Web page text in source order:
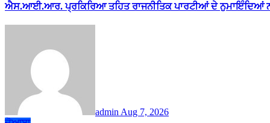
ਐਸ.ਆਈ.ਆਰ. ਪ੍ਰਕਿਰਿਆ ਤਹਿਤ ਰਾਜਨੀਤਿਕ ਪਾਰਟੀਆਂ ਦੇ ਨੁਮਾਇੰਦਿਆਂ
admin Aug 7, 2026